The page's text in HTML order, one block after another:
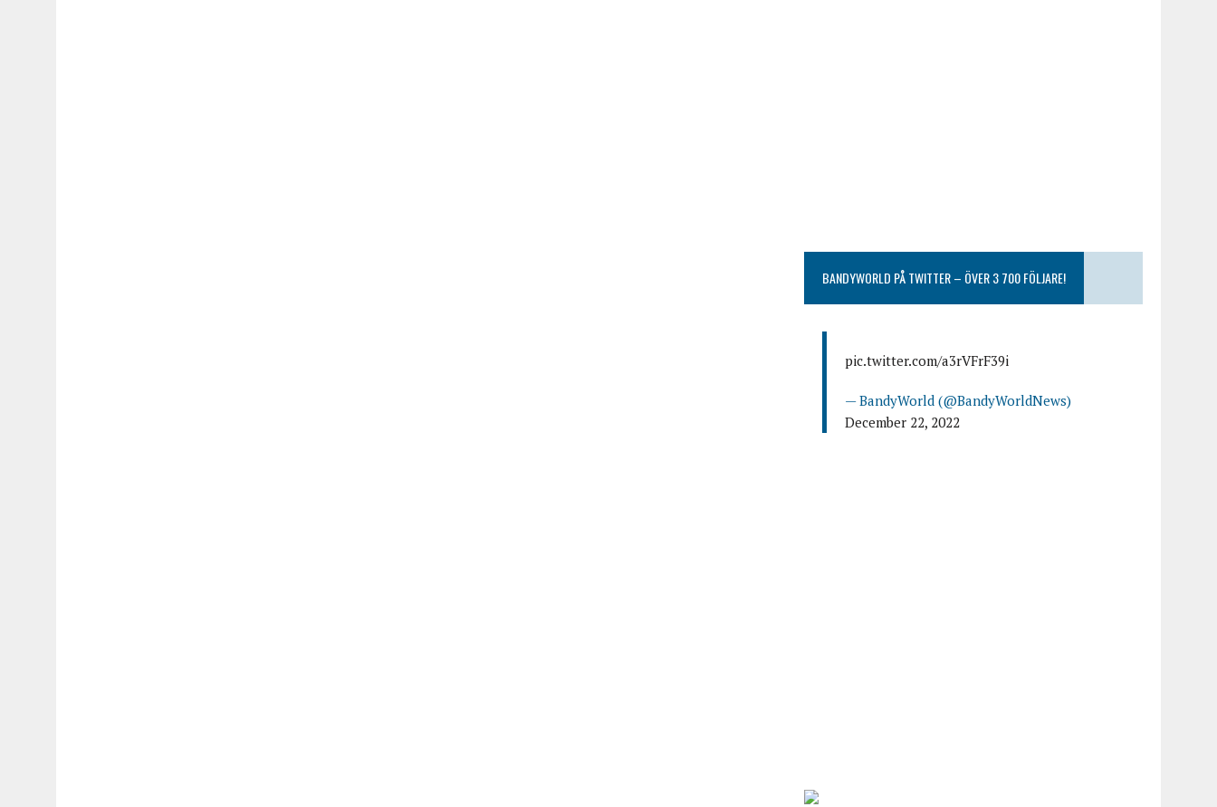
BANDYWORLD PÅ TWITTER – ÖVER 3 700 FÖLJARE!
pic.twitter.com/a3rVFrF39i
— BandyWorld (@BandyWorldNews)
December 22, 2022